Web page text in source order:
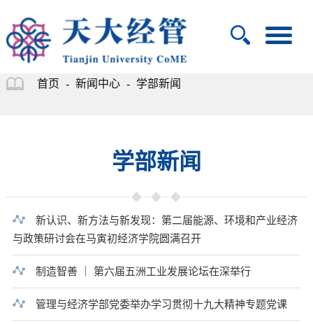
首页 - 新闻中心 - 学部新闻
学部新闻
新认识、新方法与新发现：第二届能源、环境和产业经济
与政策研讨会在马寅初经济学院圆满召开
制造智善 ｜ 第六届五洲工业发展论坛在深举行
管理与经济学部党委举办学习贯彻十九大精神专题党课